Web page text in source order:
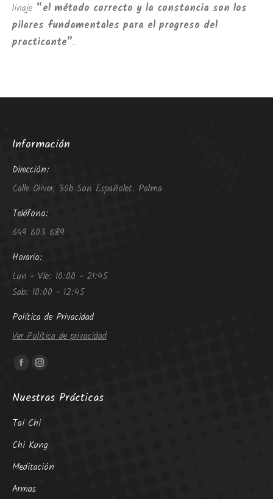
linaje “el método correcto y la constancia son los
pilares fundamentales para el progreso del
practicante”.
Información
Dirección:
Calle Oliver, 30b Son Españolet. Palma
Teléfono:
649 603 689
Horario:
Lun - Vie: 10:00 - 21:45
Sab: 10:00 - 12:45
Política de Privacidad
Ver Política de privacidad
Encuéntranos en:
Facebook
opens
in
window
Instagram
opens
in
window
Nuestras Prácticas
Tai Chi
Chi Kung
Meditación
Armas